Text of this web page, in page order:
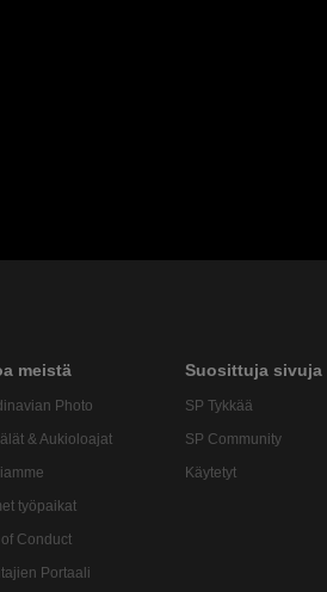
meistä
Photo
& Aukioloajat
työpaikat
Conduct
Portaali
Suosittuja sivuja
SP Tykkää
SP Community
Käytetyt